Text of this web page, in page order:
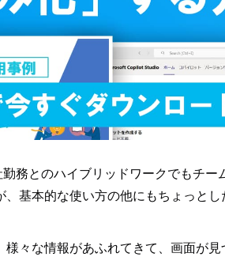
務とのハイブリッドワークでもチー
基本的な使い方の他にもちょっと
々な情報があふれてきて、画面が